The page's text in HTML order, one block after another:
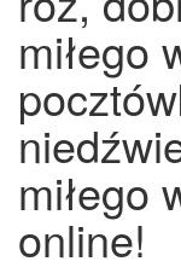
miłego
miłego
online!